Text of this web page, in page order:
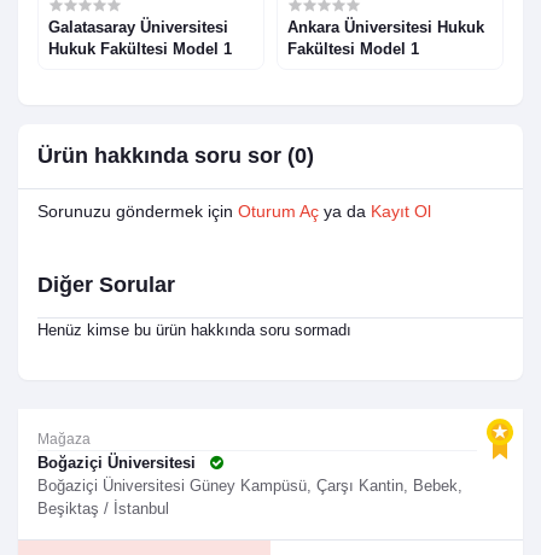
Mağaza
Boğaziçi Üniversitesi
Boğaziçi Üniversitesi Güney Kampüsü, Çarşı Kantin, Bebek,
Beşiktaş / İstanbul
Galatasaray Üniversitesi
Hukuk Fakültesi Model 1
Ankara Üniversitesi Hukuk
Fakültesi Model 1
Ürün hakkında soru sor (0)
Sorunuzu göndermek için Oturum Aç ya da Kayıt Ol
Diğer Sorular
Henüz kimse bu ürün hakkında soru sormadı